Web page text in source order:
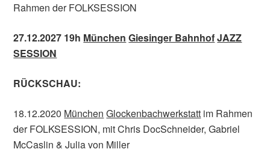
Rahmen der FOLKSESSION
27.12.2027 19h München Giesinger BahnhofJAZZ
SESSION
RÜCKSCHAU:
18.12.2020 München Glockenbachwerkstatt im Rahmen
der FOLKSESSION, mit Chris DocSchneider, Gabriel
McCaslin & Julia von Miller